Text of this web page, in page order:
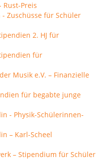
Preis
Zuschüsse für Schüler
2. HJ für
für
Musik e.V. – Finanzielle
für begabte junge
- Physik-Schülerinnen-
– Karl-Scheel
– Stipendium für Schüler